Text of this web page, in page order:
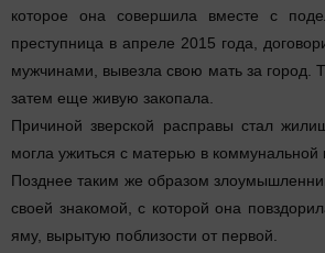
которое она совершила вместе с
преступница в апреле 2015 года,
мужчинами, вывезла свою мать за город.
затем еще живую закопала.
Причиной зверской расправы стал
могла ужиться с матерью в коммунальной
Позднее таким же образом
своей знакомой, с которой она
яму, вырытую поблизости от первой.